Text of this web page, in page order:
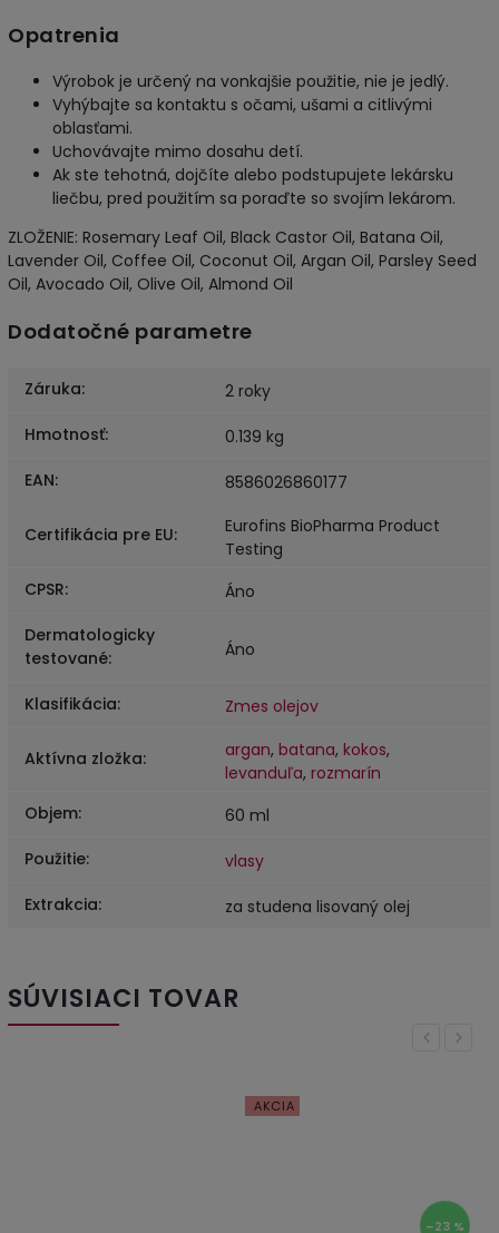
Opatrenia
Výrobok je určený na vonkajšie použitie, nie je jedlý.
Vyhýbajte sa kontaktu s očami, ušami a citlivými
oblasťami.
Uchovávajte mimo dosahu detí.
Ak ste tehotná, dojčíte alebo podstupujete lekársku
liečbu, pred použitím sa poraďte so svojím lekárom.
ZLOŽENIE: Rosemary Leaf Oil, Black Castor Oil, Batana Oil,
Lavender Oil, Coffee Oil, Coconut Oil, Argan Oil, Parsley Seed
Oil, Avocado Oil, Olive Oil, Almond Oil
Dodatočné parametre
Záruka:
2 roky
Hmotnosť:
0.139 kg
EAN: 8586026860177
Certifikácia pre EU:
Eurofins BioPharma Product
Testing
CPSR:
Áno
Dermatologicky
testované: Áno
Klasifikácia: Zmes olejov
Aktívna zložka: argan, batana, kokos,
levanduľa, rozmarín
Objem:
60 ml
Použitie:
vlasy
Extrakcia: za studena lisovaný olej
SÚVISIACI TOVAR
Previous
Next